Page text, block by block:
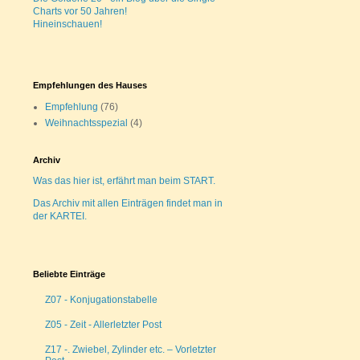
Charts vor 50 Jahren!
Hineinschauen!
Empfehlungen des Hauses
Empfehlung (76)
Weihnachtsspezial (4)
Archiv
Was das hier ist, erfährt man beim START.
Das Archiv mit allen Einträgen findet man in
der KARTEI.
Beliebte Einträge
Z07 - Konjugationstabelle
Z05 - Zeit - Allerletzter Post
Z17 -. Zwiebel, Zylinder etc. – Vorletzter